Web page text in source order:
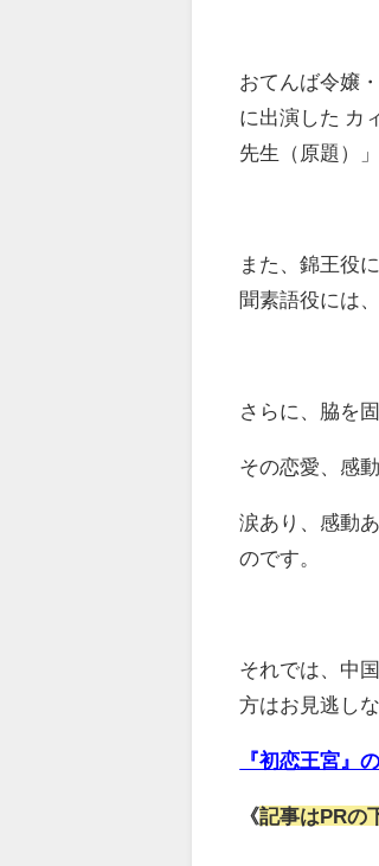
おてんば令嬢
に出演した カ
先生（原題）
また、錦王役
聞素語役には
さらに、脇を
その恋愛、感
涙あり、感動
のです。
それでは、中
方はお見逃しな
『初恋王宮』
《記事はPRの